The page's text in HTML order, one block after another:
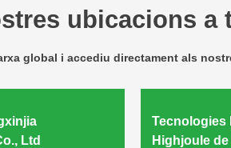
ubicacions a
global i accediu directament als
Ltd
Tecnologies
Highjoule
Enviar